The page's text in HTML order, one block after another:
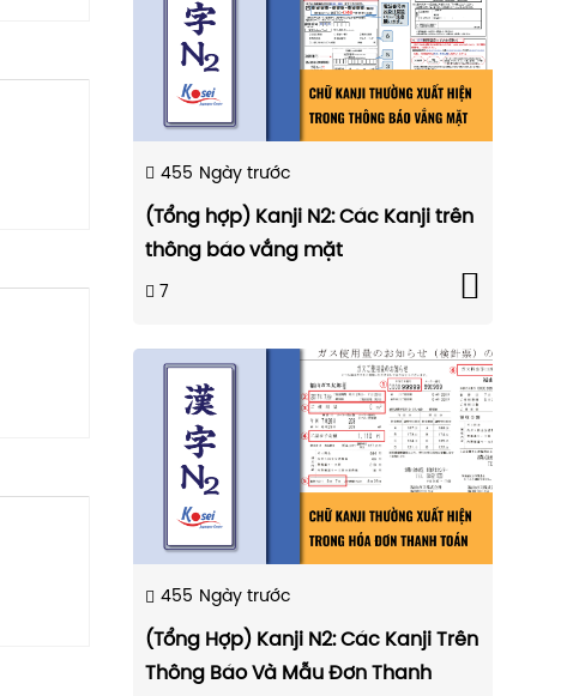
455 Ngày trước
(Tổng hợp) Kanji N2: Các Kanji trên
thông báo vắng mặt
7
455 Ngày trước
(Tổng Hợp) Kanji N2: Các Kanji Trên
Thông Báo Và Mẫu Đơn Thanh